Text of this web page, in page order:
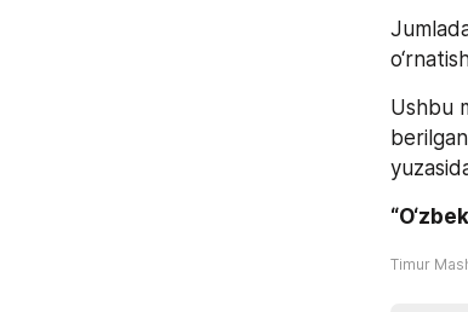
Ushbu
Timur